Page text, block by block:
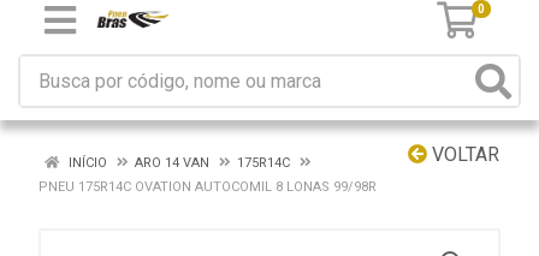
0
VOLTAR
INÍCIO ARO 14 VAN
175R14C
PNEU 175R14C OVATION AUTOCOMIL 8 LONAS 99/98R